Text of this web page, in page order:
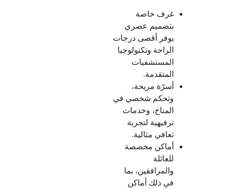
غرف خاصة
بتصميم عصري
يوفر أقصى درجات
الراحة وتكنولوجيا
المستشفيات
المتقدمة.
أسرّة مريحة،
وتحكم شخصي في
المناخ، وخدمات
ترفيهية لتجربة
تعافي مثالية.
أماكن مخصصة
للعائلة
والمرافقين، بما
في ذلك أماكن